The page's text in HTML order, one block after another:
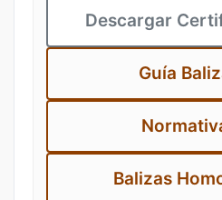
Descargar
Guía
Balizas